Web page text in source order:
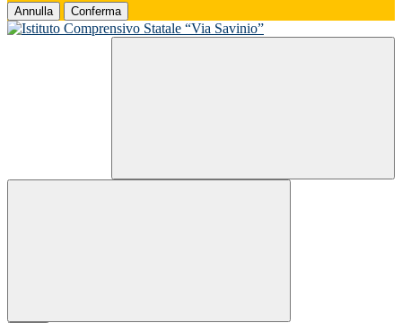
Annulla Conferma